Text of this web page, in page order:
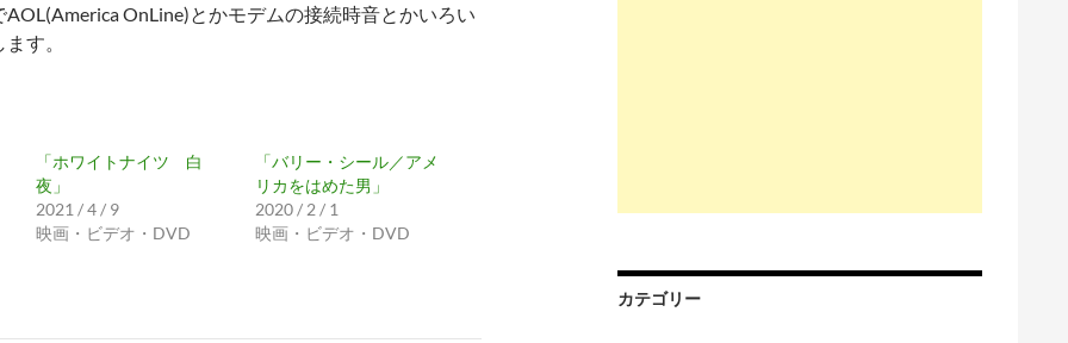
OnLine)とかモデムの接続時音とかいろい
す。
「ホワイトナイツ 白
夜」
2021 / 4 / 9
映画・ビデオ・DVD
「バリー・シール／アメ
リカをはめた男」
2020 / 2 / 1
映画・ビデオ・DVD
カテゴリー